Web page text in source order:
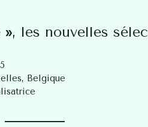
», les nouvelles
Belgique